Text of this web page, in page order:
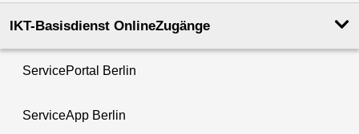
IKT-Basisdienst OnlineZugänge
ServicePortal Berlin
ServiceApp Berlin